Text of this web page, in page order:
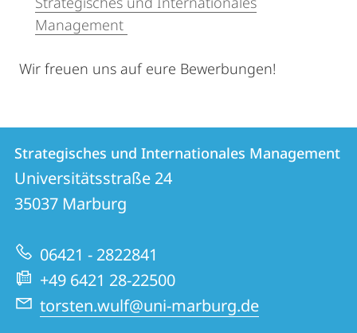
Management
Wir freuen uns auf eure Bewerbungen!
Kontakt
und
Informationen
zur
Website
Kontaktinformationen
Strategisches
und
Internationales
Management
Strategisches und Internationales Management
Universitätsstraße 24
35037 Marburg
06421 - 2822841
+49 6421 28-22500
torsten.wulf@uni-marburg.de